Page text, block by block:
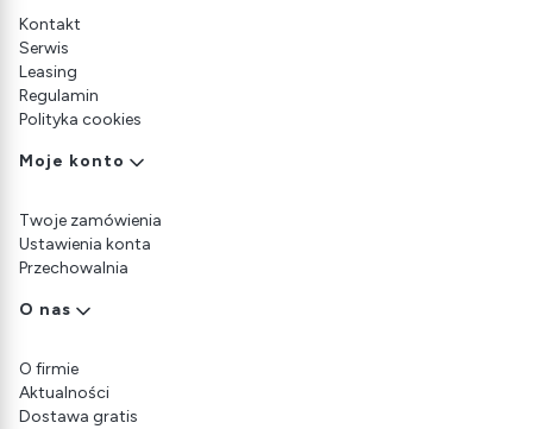
Kontakt
Serwis
Leasing
Regulamin
Polityka cookies
Moje konto
Twoje zamówienia
Ustawienia konta
Przechowalnia
O nas
O firmie
Aktualności
Dostawa gratis